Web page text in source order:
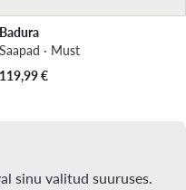
Badura
Saapad · Must
119,99€
sinu valitud suuruses.